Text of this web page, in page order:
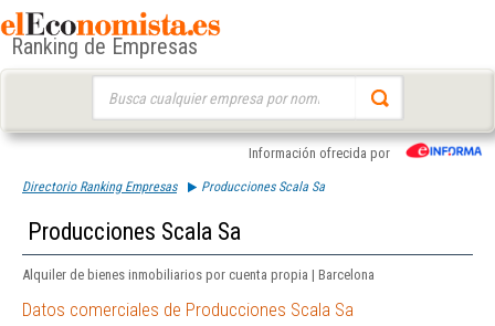
Ranking de Empresas
Información ofrecida por
Directorio Ranking Empresas Producciones Scala Sa
Producciones Scala Sa
Alquiler de bienes inmobiliarios por cuenta propia | Barcelona
Datos comerciales de Producciones Scala Sa